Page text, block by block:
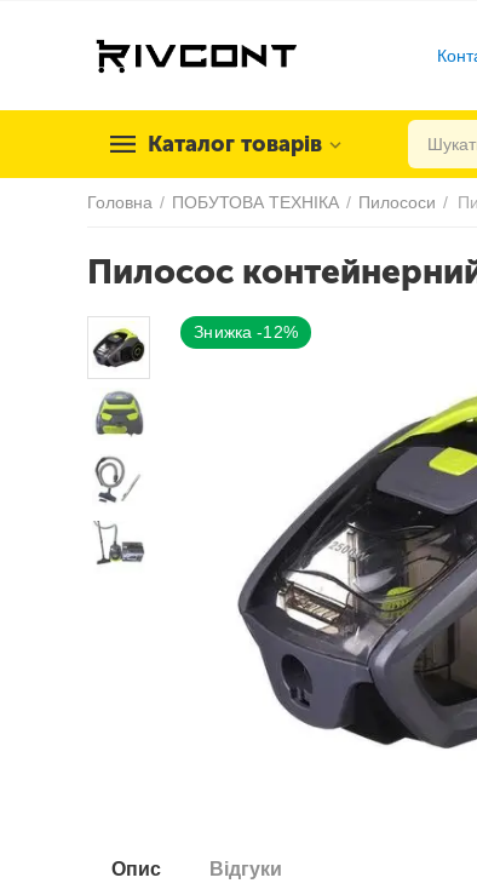
Каталог товарів
Головна / ПОБУТОВА ТЕХНІКА / Пилососи /
Пилосос
Опис Відгуки